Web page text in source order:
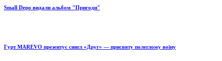
Small Depo видали альбом "Пригоди"
Гурт MAREVO презентує сингл «Друг» — присвяту полеглому воїну